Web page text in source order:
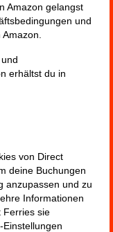
Amazon gelangst
und
erhältst du in
von Direct
deine Buchungen
anzupassen und zu
Informationen
Ferries sie